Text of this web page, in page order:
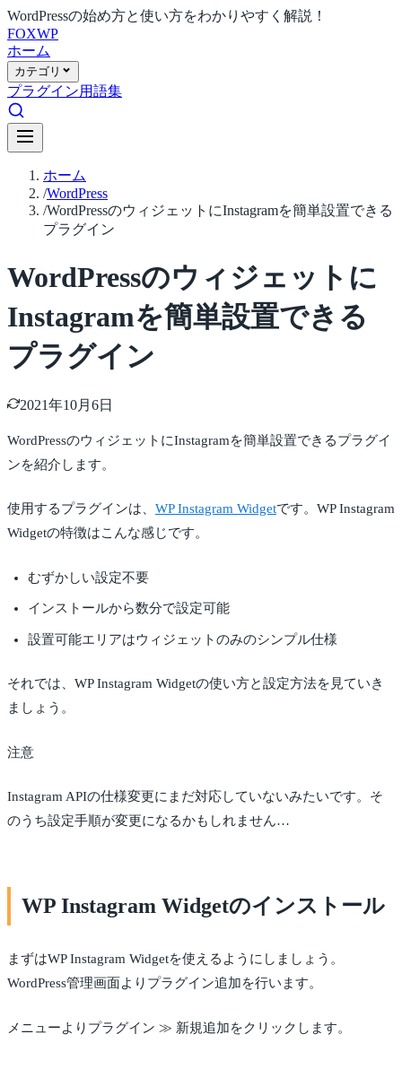
WordPressの始め方と使い方をわかりやすく解説！
FOXWP
ホーム
カテゴリ
プラグイン用語集
ホーム
/WordPress
/WordPressのウィジェットにInstagramを簡単設置できる
プラグイン
WordPressのウィジェットに
Instagramを簡単設置できる
プラグイン
2021年10月6日
WordPressのウィジェットにInstagramを簡単設置できるプラグイ
ンを紹介します。
使用するプラグインは、 WP Instagram Widgetです。WP Instagram
Widgetの特徴はこんな感じです。
むずかしい設定不要
インストールから数分で設定可能
設置可能エリアはウィジェットのみのシンプル仕様
それでは、WP Instagram Widgetの使い方と設定方法を見ていき
ましょう。
注意
Instagram APIの仕様変更にまだ対応していないみたいです。そ
のうち設定手順が変更になるかもしれません…
WP Instagram Widgetのインストール
まずはWP Instagram Widgetを使えるようにしましょう。
WordPress管理画面よりプラグイン追加を行います。
メニューよりプラグイン ≫ 新規追加をクリックします。